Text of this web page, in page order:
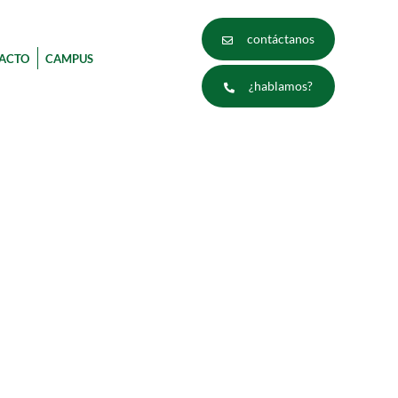
CAMPUS
contáctanos
¿hablamos?